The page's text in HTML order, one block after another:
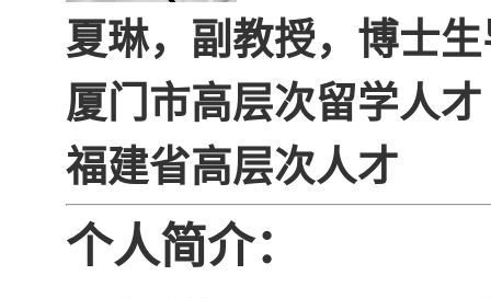
夏琳，副教授，博士
厦门市高层次留学人才
福建省高层次人才
个人简介：